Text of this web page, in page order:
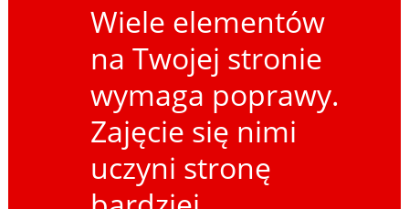
Wiele elementów
na Twojej stronie
wymaga poprawy.
Zajęcie się nimi
uczyni stronę